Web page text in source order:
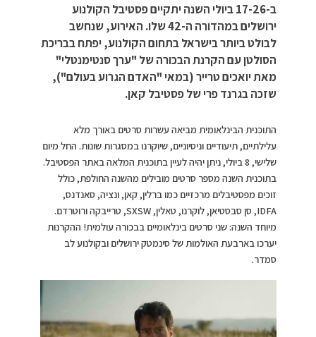
ב-17-26 ביולי השנה יתקיים פסטיבל הקולנוע
ירושלים במהדורה ה-42 שלו. האירוע, שנחשב
לבולט ביותר בישראל בתחום הקולנוע, יפתח בבריכת
הסולטן עם הקרנת הבכורה של "ערך סנטימנטלי"
מאת יואכים טרייר (במאי "האדם הגרוע בעולם"),
שזכה בגרנד פרי של פסטיבל קאן.
התוכנית הבינלאומית מביאה עשרות סרטים באורך מלא
עלילתיים, תיעודיים וניסיוניים, שיוקרנו במסגרות שונות. החל מיום
שלישי, 8 ביולי, ניתן יהיה לעיין בתוכנית המלאה באתר הפסטיבל.
בתוכנית השנה מספר סרטים מובילים מהשנה החולפת, כולל
זוכים מפסטיבלים מרכזיים כמו ברלין, קאן, ונציה, סאנדנס,
IDFA, סן סבסטיאן, לוקרנו, טאלין, SXSW, טרייבקה ורוטרדם.
מיוחד השנה: שני סרטים בינלאומיים בבכורה עולמית! ההקרנות
יערכו בארבעת האולמות של סינמטק ירושלים ובקולנוע לב
סמדר.